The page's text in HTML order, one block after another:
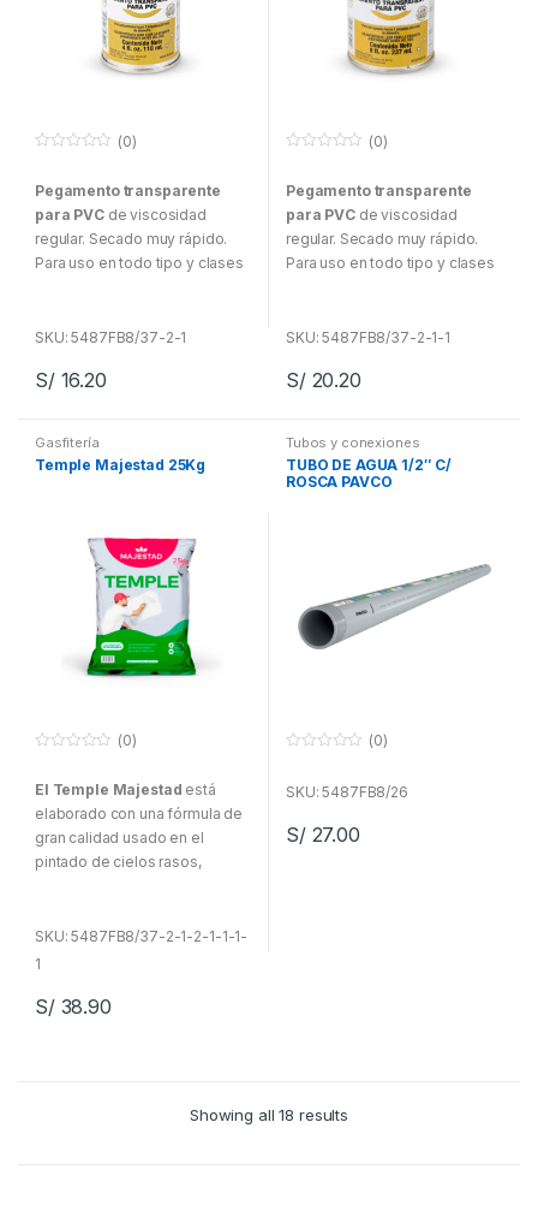
u
r
a
d
e
(0)
Pegamento transparente
para PVC de viscosidad
regular. Secado muy rápido.
Para uso en todo tipo y clases
ajuste de interferencia. Para
alcantarillado y drenaje,
Ideal para conexiones de
tubería de agua fría.
SKU: 5487FB8/37-2-1
S/16.20
u
r
a
d
e
(0)
Pegamento transparente
para PVC de viscosidad
regular. Secado muy rápido.
Para uso en todo tipo y clases
ajuste de interferencia. Para
alcantarillado y drenaje,
Ideal para conexiones de
tubería de agua fría.
SKU: 5487FB8/37-2-1-1
S/20.20
Gasfitería
Temple Majestad 25Kg
u
r
a
d
e
(0)
El Temple Majestad está
elaborado con una fórmula de
gran calidad usado en el
pintado de cielos rasos,
estilo rústico. Es un producto
acuoso de cero VOC,
pigmentada, Producto
SKU: 5487FB8/37-2-1-2-1-1-1-
1
S/38.90
Tubos y conexiones
TUBO DE AGUA 1/2″ C/
ROSCA PAVCO
u
a
(0)
SKU: 5487FB8/26
S/27.00
Showing all 18 results